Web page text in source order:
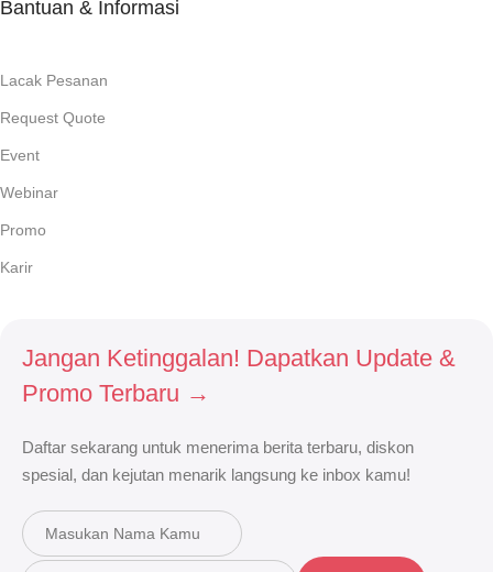
Bantuan & Informasi
Lacak Pesanan
Request Quote
Event
Webinar
Promo
Karir
Jangan Ketinggalan! Dapatkan Update &
Promo Terbaru →
Daftar sekarang untuk menerima berita terbaru, diskon
spesial, dan kejutan menarik langsung ke inbox kamu!